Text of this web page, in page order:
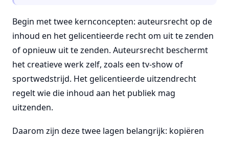
Begin met twee kernconcepten: auteursrecht op de
inhoud en het gelicentieerde recht om uit te zenden
of opnieuw uit te zenden. Auteursrecht beschermt
het creatieve werk zelf, zoals een tv-show of
sportwedstrijd. Het gelicentieerde uitzendrecht
regelt wie die inhoud aan het publiek mag
uitzenden.
Daarom zijn deze twee lagen belangrijk: kopiëren